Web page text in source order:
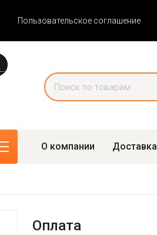
Пользовательское соглашение
О компании Доставка
Оплата